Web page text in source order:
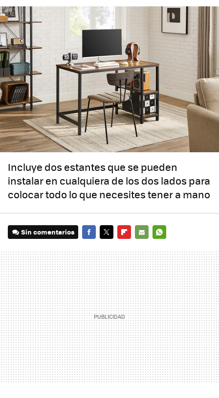
Incluye dos estantes que se pueden
instalar en cualquiera de los dos lados para
colocar todo lo que necesites tener a mano
Sin comentarios
MAIL